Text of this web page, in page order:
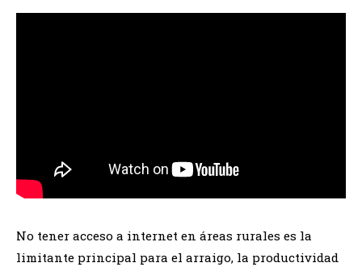
No tener acceso a internet en áreas rurales es la
limitante principal para el arraigo, la productividad